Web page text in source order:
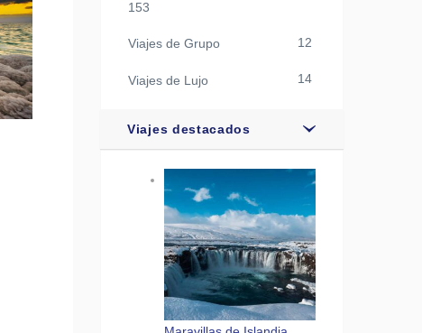
153
Viajes de Grupo 12
Viajes de Lujo 14
Viajes destacados